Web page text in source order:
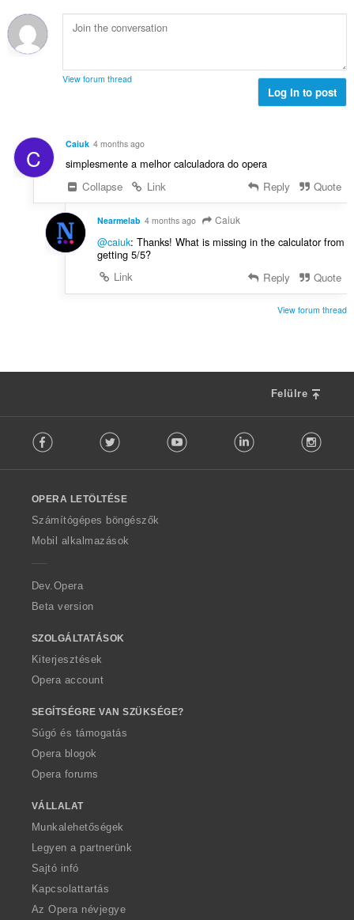
:
z
a
:
e
l
s
a
:
é
r
k
s
z
m
a
View forum thread
Log in to post
C Caiuk 4 months ago
simplesmente a melhor calculadora do opera
Collapse
Link Reply Quote
Nearmelab 4 months ago Caiuk
@caiuk: Thanks! What is missing in the calculator from
getting 5/5?
Link
Reply Quote
View forum thread
Felülre
o
w
O
p
a
Facebook Twitter Youtube LinkedIn
OPERA LETÖLTÉSE
Számítógépes böngészők
Mobil alkalmazások
Dev.Opera
Beta version
SZOLGÁLTATÁSOK
Kiterjesztések
Opera account
SEGÍTSÉGRE VAN SZÜKSÉGE?
Súgó és támogatás
Opera blogok
Opera forums
VÁLLALAT
Munkalehetőségek
Legyen a partnerünk
Sajtó infó
Kapcsolattartás
Az Opera névjegye